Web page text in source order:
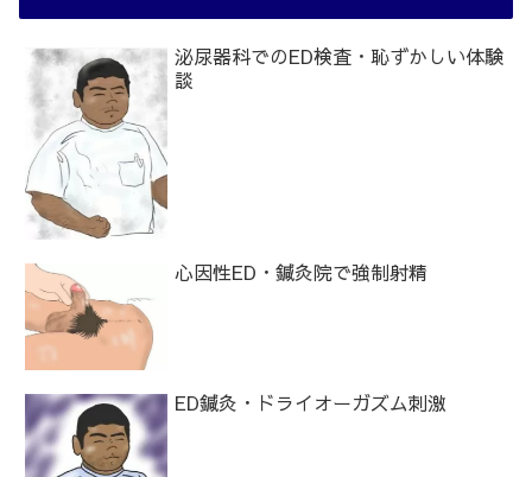
泌尿器科でのED検査・恥ずかしい体験
談
心因性ED・鍼灸院で強制射精
ED鍼灸・ドライオーガズム刺激